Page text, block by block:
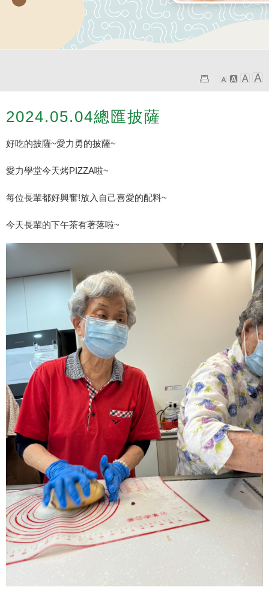
2024.05.04總匯披薩
好吃的披薩~愛力勇的披薩~
愛力學堂今天烤PIZZA啦~
每位長輩都好興奮!放入自己喜愛的配料~
今天長輩的下午茶有著落啦~